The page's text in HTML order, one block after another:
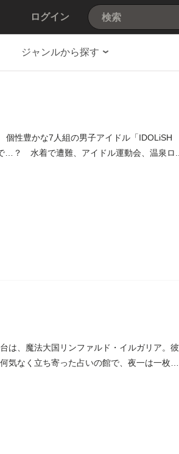
ログイン
ジャンルから探す
性豊かな7人組の男子アイドル「IDOLiSH
…？ 水着で遭難、アイドル運動会、温泉ロ...
は、魔法大国リンファルド・イルガリア。彼
気なく立ち寄った占いの館で、夜一は一枚の